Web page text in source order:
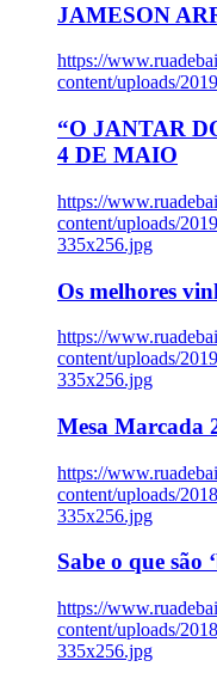
JAMESON
https://
content/uploads/
“O JANTAR
4 DE MAIO
https://
content/uploads/
335x256.jpg
Os melhores
https://
content/uploads/
335x256.jpg
Mesa Marcada
https://
content/uploads/
335x256.jpg
Sabe o que
https://
content/uploads/
335x256.jpg